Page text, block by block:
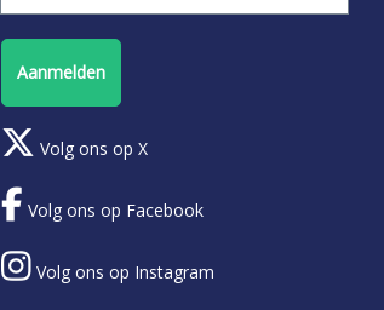
Aanmelden
Volg ons op X
Volg ons op Facebook
Volg ons op Instagram